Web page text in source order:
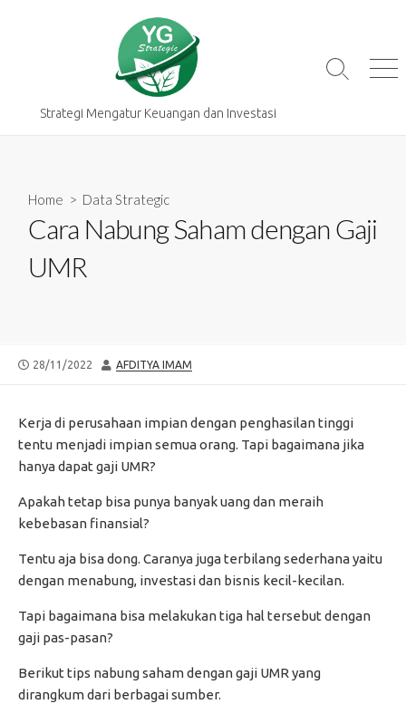
Strategi Mengatur Keuangan dan Investasi
Search
Home > Data Strategic
Cara Nabung Saham dengan Gaji
UMR
PUBLISHED
28/11/2022 AUTHOR
AFDITYA IMAM
Kerja di perusahaan impian dengan penghasilan tinggi
tentu menjadi impian semua orang. Tapi bagaimana jika
hanya dapat gaji UMR?
Apakah tetap bisa punya banyak uang dan meraih
kebebasan finansial?
Tentu aja bisa dong. Caranya juga terbilang sederhana yaitu
dengan menabung, investasi dan bisnis kecil-kecilan.
Tapi bagaimana bisa melakukan tiga hal tersebut dengan
gaji pas-pasan?
Berikut tips nabung saham dengan gaji UMR yang
dirangkum dari berbagai sumber.